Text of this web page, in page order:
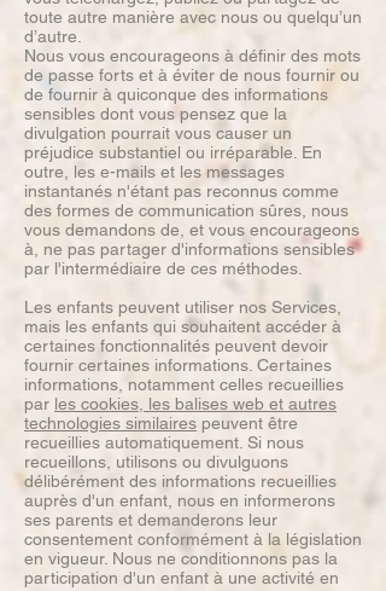
toute autre manière avec nous ou quelqu’un
d’autre.
Nous vous encourageons à définir des mots
de passe forts et à éviter de nous fournir ou
de fournir à quiconque des informations
sensibles dont vous pensez que la
divulgation pourrait vous causer un
préjudice substantiel ou irréparable. En
outre, les e-mails et les messages
instantanés n'étant pas reconnus comme
des formes de communication sûres, nous
vous demandons de, et vous encourageons
à, ne pas partager d'informations sensibles
par l'intermédiaire de ces méthodes.
Les enfants peuvent utiliser nos Services,
mais les enfants qui souhaitent accéder à
certaines fonctionnalités peuvent devoir
fournir certaines informations. Certaines
informations, notamment celles recueillies
par les cookies, les balises web et autres
technologies similaires peuvent être
recueillies automatiquement. Si nous
recueillons, utilisons ou divulguons
délibérément des informations recueillies
auprès d'un enfant, nous en informerons
ses parents et demanderons leur
consentement conformément à la législation
en vigueur. Nous ne conditionnons pas la
participation d'un enfant à une activité en